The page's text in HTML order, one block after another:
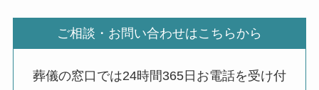
ご相談・お問い合わせはこちらから
葬儀の窓口では24時間365日お電話を受け付